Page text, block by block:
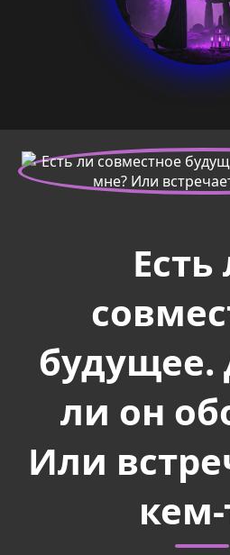
Есть
будущее.
ли он
Или